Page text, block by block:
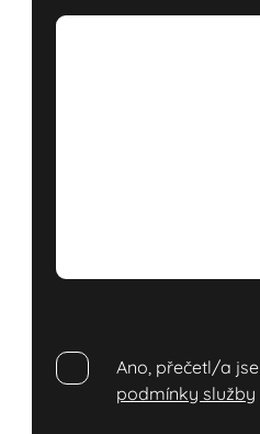
Ano, přečetl/a
podmínky služby